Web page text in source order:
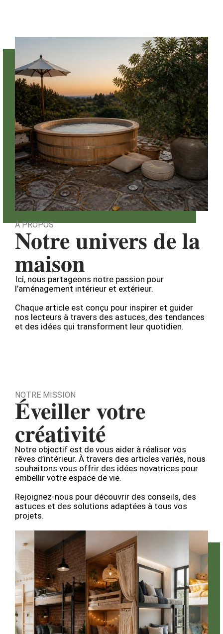
À PROPOS
Notre univers de la
maison
Ici, nous partageons notre passion pour
l’aménagement intérieur et extérieur.
Chaque article est conçu pour inspirer et guider
nos lecteurs à travers des astuces, des tendances
et des idées qui transforment leur quotidien.
NOTRE MISSION
Éveiller votre
créativité
Notre objectif est de vous aider à réaliser vos
rêves d’intérieur. À travers des articles variés, nous
souhaitons vous offrir des idées novatrices pour
embellir votre espace de vie.
Rejoignez-nous pour découvrir des conseils, des
astuces et des solutions adaptées à tous vos
projets.